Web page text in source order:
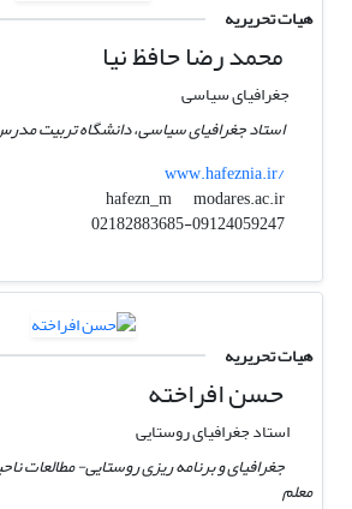
هیات تحریریه
محمد رضا حافظ نیا
جغرافیای سیاسی
استاد جغرافیای سیاسی، دانشگاه تربیت
www.hafeznia.ir/
hafezn_m
modares.ac.ir
02182883685-09124059247
هیات تحریریه
حسن افراخته
استاد جغرافیای روستایی
جغرافیای و برنامه ریزی روستایی- مطالعات
معلم